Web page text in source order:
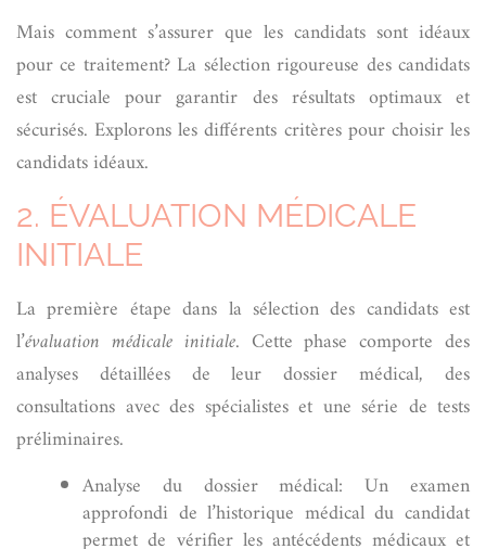
Mais comment s’assurer que les candidats sont idéaux
pour ce traitement? La sélection rigoureuse des candidats
est cruciale pour garantir des résultats optimaux et
sécurisés. Explorons les différents critères pour choisir les
candidats idéaux.
2. ÉVALUATION MÉDICALE
INITIALE
La première étape dans la sélection des candidats est
l’évaluation médicale initiale. Cette phase comporte des
analyses détaillées de leur dossier médical, des
consultations avec des spécialistes et une série de tests
préliminaires.
Analyse du dossier médical: Un examen
approfondi de l’historique médical du candidat
permet de vérifier les antécédents médicaux et